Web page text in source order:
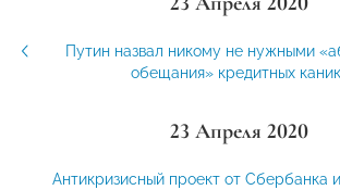
Путин назвал никому не нужными
обещания» кредитных
23 Апреля 2020
Антикризисный проект от Сбербанка